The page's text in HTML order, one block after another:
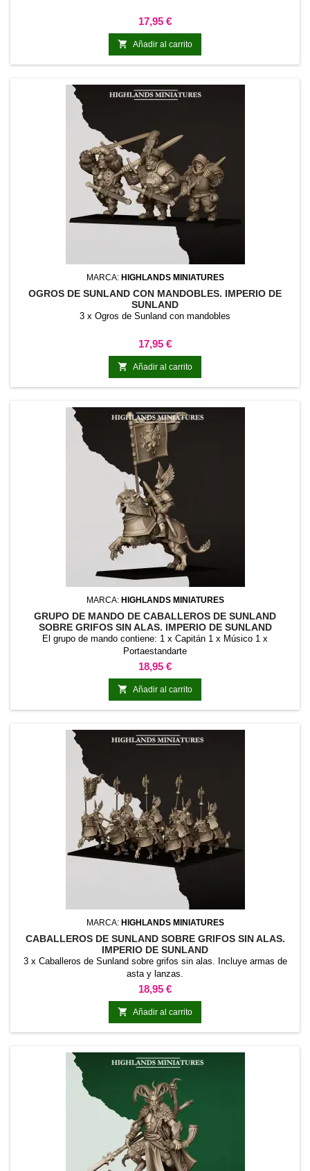
Precio
17,95 €
 Añadir al carrito
MARCA: HIGHLANDS MINIATURES
OGROS DE SUNLAND CON MANDOBLES. IMPERIO DE
SUNLAND
3 x Ogros de Sunland con mandobles
Precio
17,95 €
 Añadir al carrito
MARCA: HIGHLANDS MINIATURES
GRUPO DE MANDO DE CABALLEROS DE SUNLAND
SOBRE GRIFOS SIN ALAS. IMPERIO DE SUNLAND
El grupo de mando contiene: 1 x Capitán 1 x Músico 1 x
Portaestandarte
Precio
18,95 €
 Añadir al carrito
MARCA: HIGHLANDS MINIATURES
CABALLEROS DE SUNLAND SOBRE GRIFOS SIN ALAS.
IMPERIO DE SUNLAND
3 x Caballeros de Sunland sobre grifos sin alas. Incluye armas de
asta y lanzas.
Precio
18,95 €
 Añadir al carrito